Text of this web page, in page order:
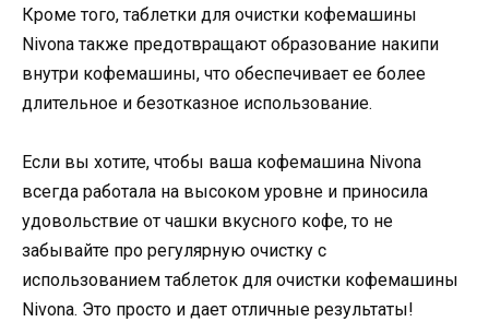
Кроме того, таблетки для очистки кофемашины
Nivona также предотвращают образование накипи
внутри кофемашины, что обеспечивает ее более
длительное и безотказное использование.
Если вы хотите, чтобы ваша кофемашина Nivona
всегда работала на высоком уровне и приносила
удовольствие от чашки вкусного кофе, то не
забывайте про регулярную очистку с
использованием таблеток для очистки кофемашины
Nivona. Это просто и дает отличные результаты!